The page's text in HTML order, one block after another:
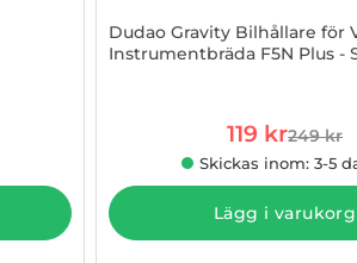
Dudao Gravity Bilhållare för
Instrumentbräda F5N Plus -
rea pris
119 krtidigare
249 kr
Skickas inom: 3-5
Lägg i varukorg